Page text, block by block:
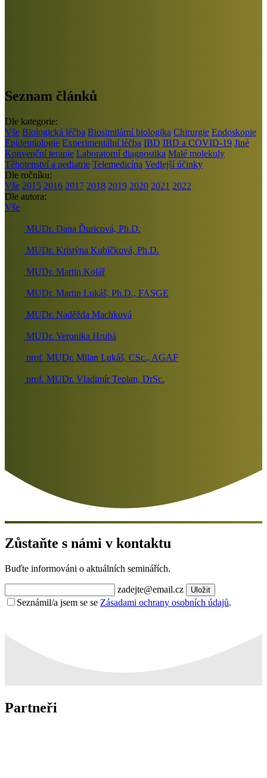
Seznam článků
Dle kategorie:
Vše Biologická léčba Biosimilární biologika Chirurgie Endoskopie
Epidemiologie Experimentální léčba IBD IBD a COVID-19 Jiné
Konvenční terapie Laboratorní diagnostika Malé molekuly
Těhotenství a pediatrie Telemedicína Vedlejší účinky
Dle ročníku:
Vše 2015 2016 2017 2018 2019 2020 2021 2022
Dle autora:
Vše
MUDr. Dana Ďuricová, Ph.D.
MUDr. Kristýna Kubíčková, Ph.D.
MUDr. Martin Kolář
MUDr. Martin Lukáš, Ph.D., FASGE
MUDr. Naděžda Machková
MUDr. Veronika Hrubá
prof. MUDr. Milan Lukáš, CSc., AGAF
prof. MUDr. Vladimír Teplan, DrSc.
Zůstaňte s námi v kontaktu
Buďte informováni o aktuálních seminářích.
zadejte@email.cz Uložit
Seznámil/a jsem se se Zásadami ochrany osobních údajů.
Partneři